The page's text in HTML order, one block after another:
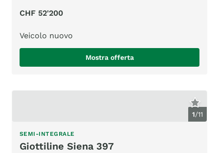
CHF 52'200
Veicolo nuovo
Mostra offerta
1/11
SEMI-INTEGRALE
Giottiline Siena 397